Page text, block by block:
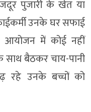
पुजारी के खेत या
उनके घर सफाई
आयोजन में कोई नहीं
साथ बैठकर चाय-पानी
रहे उनके बच्चों को